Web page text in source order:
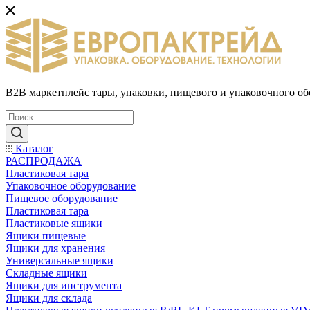
B2B маркетплейс тары, упаковки, пищевого и упаковочного
Каталог
РАСПРОДАЖА
Пластиковая тара
Упаковочное оборудование
Пищевое оборудование
Пластиковая тара
Пластиковые ящики
Ящики пищевые
Ящики для хранения
Универсальные ящики
Складные ящики
Ящики для инструмента
Ящики для склада